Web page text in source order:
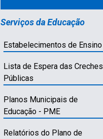
Serviços da Educação
Estabelecimentos de Ensino
Lista de Espera das Creches
Públicas
Planos Municipais de
Educação - PME
Relatórios do Plano de